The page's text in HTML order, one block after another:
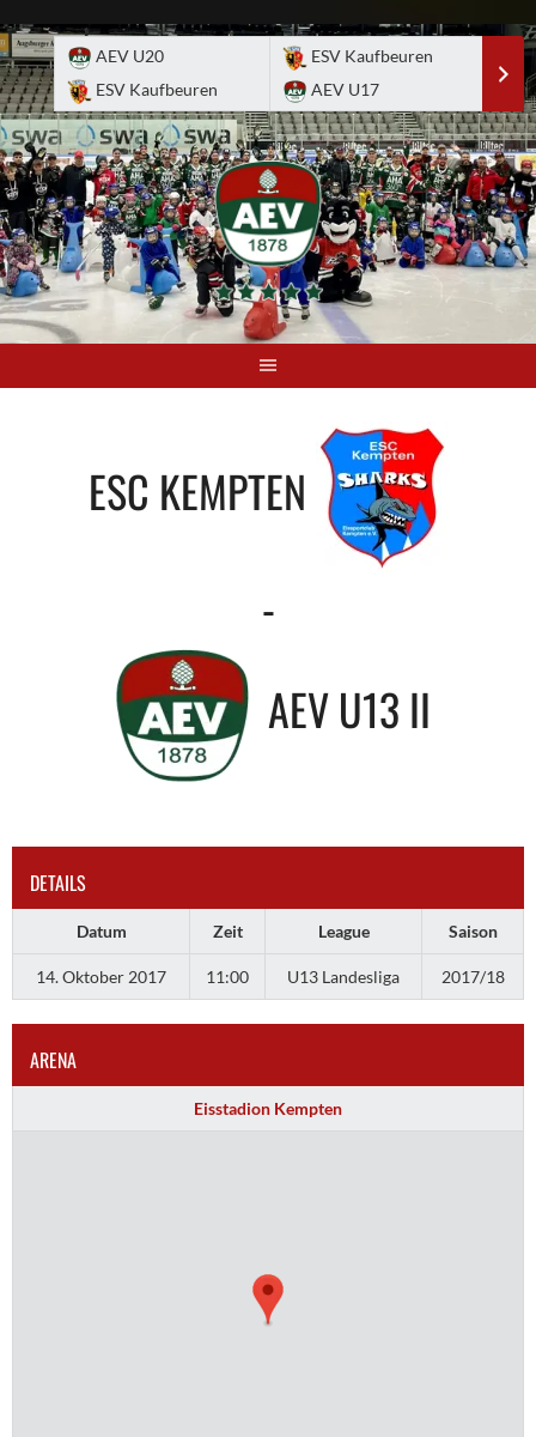
to
content
AEV U20
ESV Kaufbeuren
ESV Kaufbeuren
AEV U17
ESC KEMPTEN
-
AEV U13 II
DETAILS
Datum Zeit League Saison
14. Oktober 2017 11:00 U13 Landesliga 2017/18
ARENA
Eisstadion Kempten